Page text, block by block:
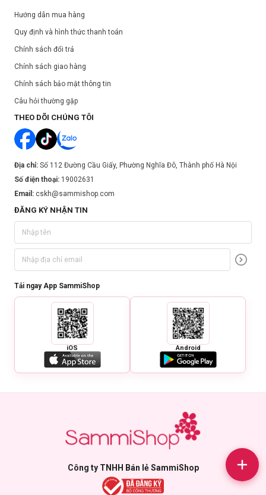
Hướng dẫn sử dụng:
Nhấn một lượng vừa đủ kem nền và dùng mút/cọ tán đều lên mặt.
Có thể tăng cường che phủ bằng cách dặm thêm nhiều lớp phấn
nước cho đến khi cảm thấy lớp nền hoàn hảo.
Bảo quản:
Tránh ánh nắng trực tiếp.
Để nơi khô ráo, thoáng mát.
Đậy kín nắp sau khi sử dụng.
Thông số sản phẩm:
Thương hiệu:
Xuất xứ:Việt Nam
Nơi sản xuất:Hàn Quốc
Hạn sử dụng:
12 tháng sau khi mở nắp.
Ngày sản xuất:Xem trên bao bì sản phẩm.
Hướng dẫn mua hàng
Quy định và hình thức thanh toán
Chính sách đổi trả
Chính sách giao hàng
Chính sách bảo mật thông tin
Câu hỏi thường gặp
THEO DÕI CHÚNG TÔI
Địa chỉ: Số 112 Đường Cầu Giấy, Phường Nghĩa Đô, Thành phố Hà Nội
Số điện thoại: 19002631
Email: cskh@sammishop.com
ĐĂNG KÝ NHẬN TIN
Tải ngay App SammiShop
iOS Android
Công ty TNHH Bán lẻ SammiShop